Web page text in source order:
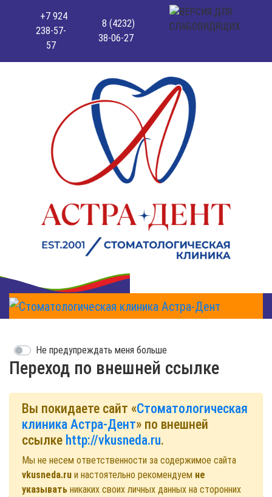
+7 924
238-57-
57
8 (4232)
38-06-27
Переход по внешней ссылке
Не предупреждать меня больше
Вы покидаете сайт «Стоматологическая
клиника Астра-Дент» по внешней
ссылке http://vkusneda.ru.
Мы не несем ответственности за содержимое сайта
vkusneda.ru и настоятельно рекомендуем не
указывать никаких своих личных данных на сторонних